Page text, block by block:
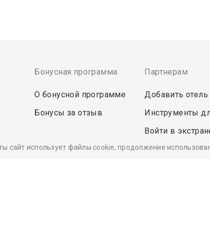
Бонусная программа
О бонусной программе
Бонусы за отзыв
Партнерам
Добавить отель
Инструменты
Войти в
сайт использует файлы cookie, продолжение